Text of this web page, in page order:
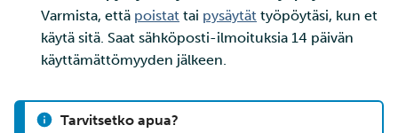
Varmista, että poistat tai pysäytät työpöytäsi, kun et
käytä sitä. Saat sähköposti-ilmoituksia 14 päivän
käyttämättömyyden jälkeen.
Tarvitsetko apua?